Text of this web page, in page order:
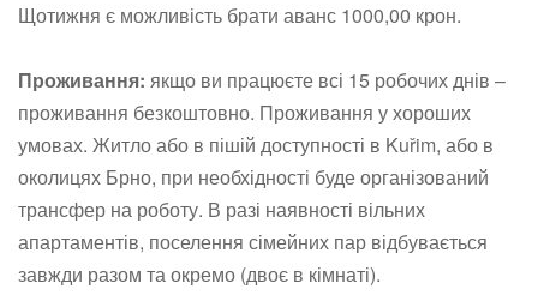
Щотижня є можливість брати аванс 1000,00 крон.
Проживання: якщо ви працюєте всі 15 робочих днів –
проживання безкоштовно. Проживання у хороших
умовах. Житло або в пішій доступності в Kuřim, або в
околицях Брно, при необхідності буде організований
трансфер на роботу. В разі наявності вільних
апартаментів, поселення сімейних пар відбувається
завжди разом та окремо (двоє в кімнаті).